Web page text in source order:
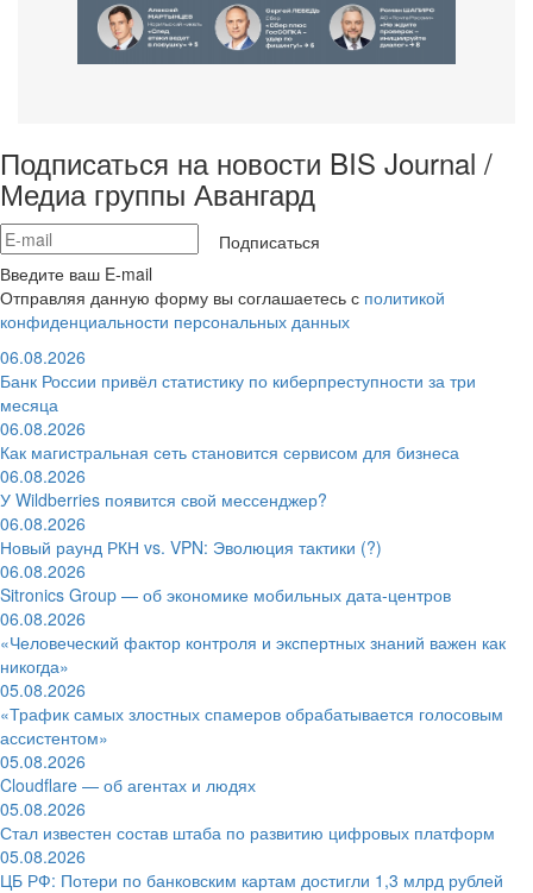
Подписаться на новости BIS Journal /
Медиа группы Авангард
Подписаться
Введите ваш E-mail
Отправляя данную форму вы соглашаетесь с политикой
конфиденциальности персональных данных
06.08.2026
Банк России привёл статистику по киберпреступности за три
месяца
06.08.2026
Как магистральная сеть становится сервисом для бизнеса
06.08.2026
У Wildberries появится свой мессенджер?
06.08.2026
Новый раунд РКН vs. VPN: Эволюция тактики (?)
06.08.2026
Sitronics Group — об экономике мобильных дата-центров
06.08.2026
«Человеческий фактор контроля и экспертных знаний важен как
никогда»
05.08.2026
«Трафик самых злостных спамеров обрабатывается голосовым
ассистентом»
05.08.2026
Cloudflare — об агентах и людях
05.08.2026
Стал известен состав штаба по развитию цифровых платформ
05.08.2026
ЦБ РФ: Потери по банковским картам достигли 1,3 млрд рублей